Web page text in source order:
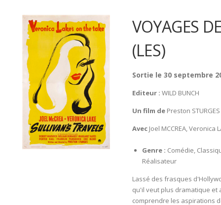
VOYAGES
(LES)
Sortie le 30 septembre
Editeur : WILD BUNCH
Un film dePreston STURGES
AvecJoel MCCREA, Veronica
Genre : Comédie,
Réalisateur
Lassé des frasques
qu'il veut plus dramatique et
comprendre les aspirations